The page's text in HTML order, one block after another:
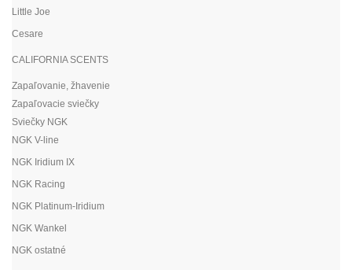
Little Joe
Cesare
CALIFORNIA SCENTS
Zapaľovanie, žhavenie
Zapaľovacie sviečky
Sviečky NGK
NGK V-line
NGK Iridium IX
NGK Racing
NGK Platinum-Iridium
NGK Wankel
NGK ostatné